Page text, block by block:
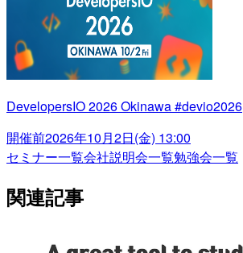
DevelopersIO 2026 Okinawa #devio2026
開催前2026年10月2日(金) 13:00
セミナー一覧会社説明会一覧勉強会一覧
関連記事